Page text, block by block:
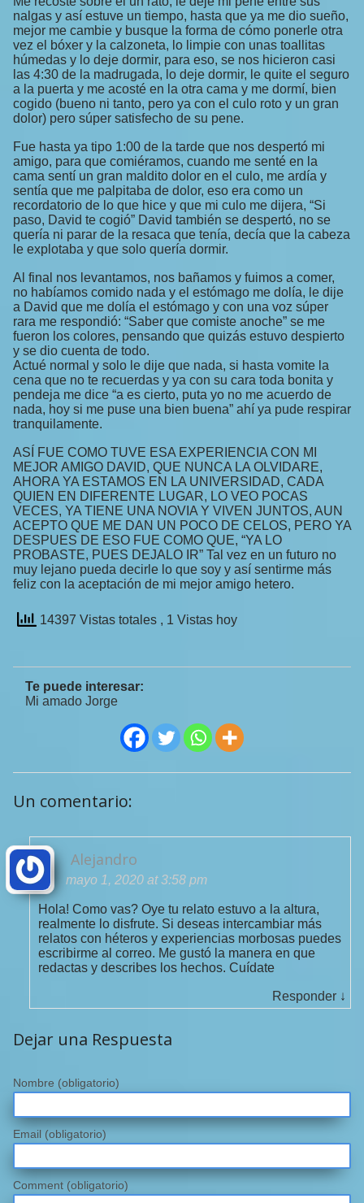
nalgas y así estuve un tiempo, hasta que ya me dio sueño,
mejor me cambie y busque la forma de cómo ponerle otra
vez el bóxer y la calzoneta, lo limpie con unas toallitas
húmedas y lo deje dormir, para eso, se nos hicieron casi
las 4:30 de la madrugada, lo deje dormir, le quite el seguro
a la puerta y me acosté en la otra cama y me dormí, bien
cogido (bueno ni tanto, pero ya con el culo roto y un gran
dolor) pero súper satisfecho de su pene.
Fue hasta ya tipo 1:00 de la tarde que nos despertó mi
amigo, para que comiéramos, cuando me senté en la
cama sentí un gran maldito dolor en el culo, me ardía y
sentía que me palpitaba de dolor, eso era como un
recordatorio de lo que hice y que mi culo me dijera, “Si
paso, David te cogió” David también se despertó, no se
quería ni parar de la resaca que tenía, decía que la cabeza
le explotaba y que solo quería dormir.
Al final nos levantamos, nos bañamos y fuimos a comer,
no habíamos comido nada y el estómago me dolía, le dije
a David que me dolía el estómago y con una voz súper
rara me respondió: “Saber que comiste anoche” se me
fueron los colores, pensando que quizás estuvo despierto
y se dio cuenta de todo.
Actué normal y solo le dije que nada, si hasta vomite la
cena que no te recuerdas y ya con su cara toda bonita y
pendeja me dice “a es cierto, puta yo no me acuerdo de
nada, hoy si me puse una bien buena” ahí ya pude respirar
tranquilamente.
ASÍ FUE COMO TUVE ESA EXPERIENCIA CON MI
MEJOR AMIGO DAVID, QUE NUNCA LA OLVIDARE,
AHORA YA ESTAMOS EN LA UNIVERSIDAD, CADA
QUIEN EN DIFERENTE LUGAR, LO VEO POCAS
VECES, YA TIENE UNA NOVIA Y VIVEN JUNTOS, AUN
ACEPTO QUE ME DAN UN POCO DE CELOS, PERO YA
DESPUES DE ESO FUE COMO QUE, “YA LO
PROBASTE, PUES DEJALO IR” Tal vez en un futuro no
muy lejano pueda decirle lo que soy y así sentirme más
feliz con la aceptación de mi mejor amigo hetero.
14397 Vistas totales , 1 Vistas hoy
Te puede interesar:
Mi amado Jorge
Un comentario:
Alejandro
mayo 1, 2020 at 3:58 pm
Hola! Como vas? Oye tu relato estuvo a la altura,
realmente lo disfrute. Si deseas intercambiar más
relatos con héteros y experiencias morbosas puedes
escribirme al correo. Me gustó la manera en que
redactas y describes los hechos. Cuídate
Responder ↓
Dejar una Respuesta
Nombre (obligatorio)
Email (obligatorio)
Comment (obligatorio)